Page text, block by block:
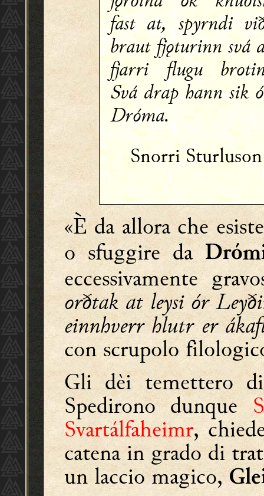
fast at, spyrndi
braut fjǫturinn svá
fjarri flugu
Svá drap hann sik
Dróma.
Snorri
«È da allora che
o sfuggire da
eccessivamente
orðtak at leysi ór
einnhverr hlutr er
con scrupolo
Gli dèi temettero
Spedirono dunque
Svartálfaheimr,
catena in grado di
un laccio magico,